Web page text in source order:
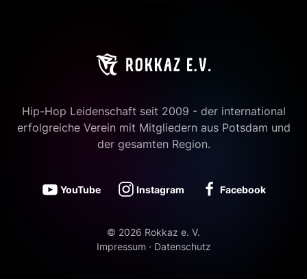
Hip-Hop Leidenschaft seit 2009 - der international
erfolgreiche Verein mit Mitgliedern aus Potsdam und
der gesamten Region.
YouTube Instagram Facebook
© 2026 Rokkaz e. V.
Impressum · Datenschutz